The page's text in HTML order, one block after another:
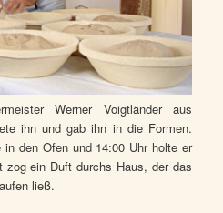
Werner Voigtländer aus
ihn und gab ihn in die Formen.
den Ofen und 14:00 Uhr holte er
zog ein Duft durchs Haus, der das
ließ.